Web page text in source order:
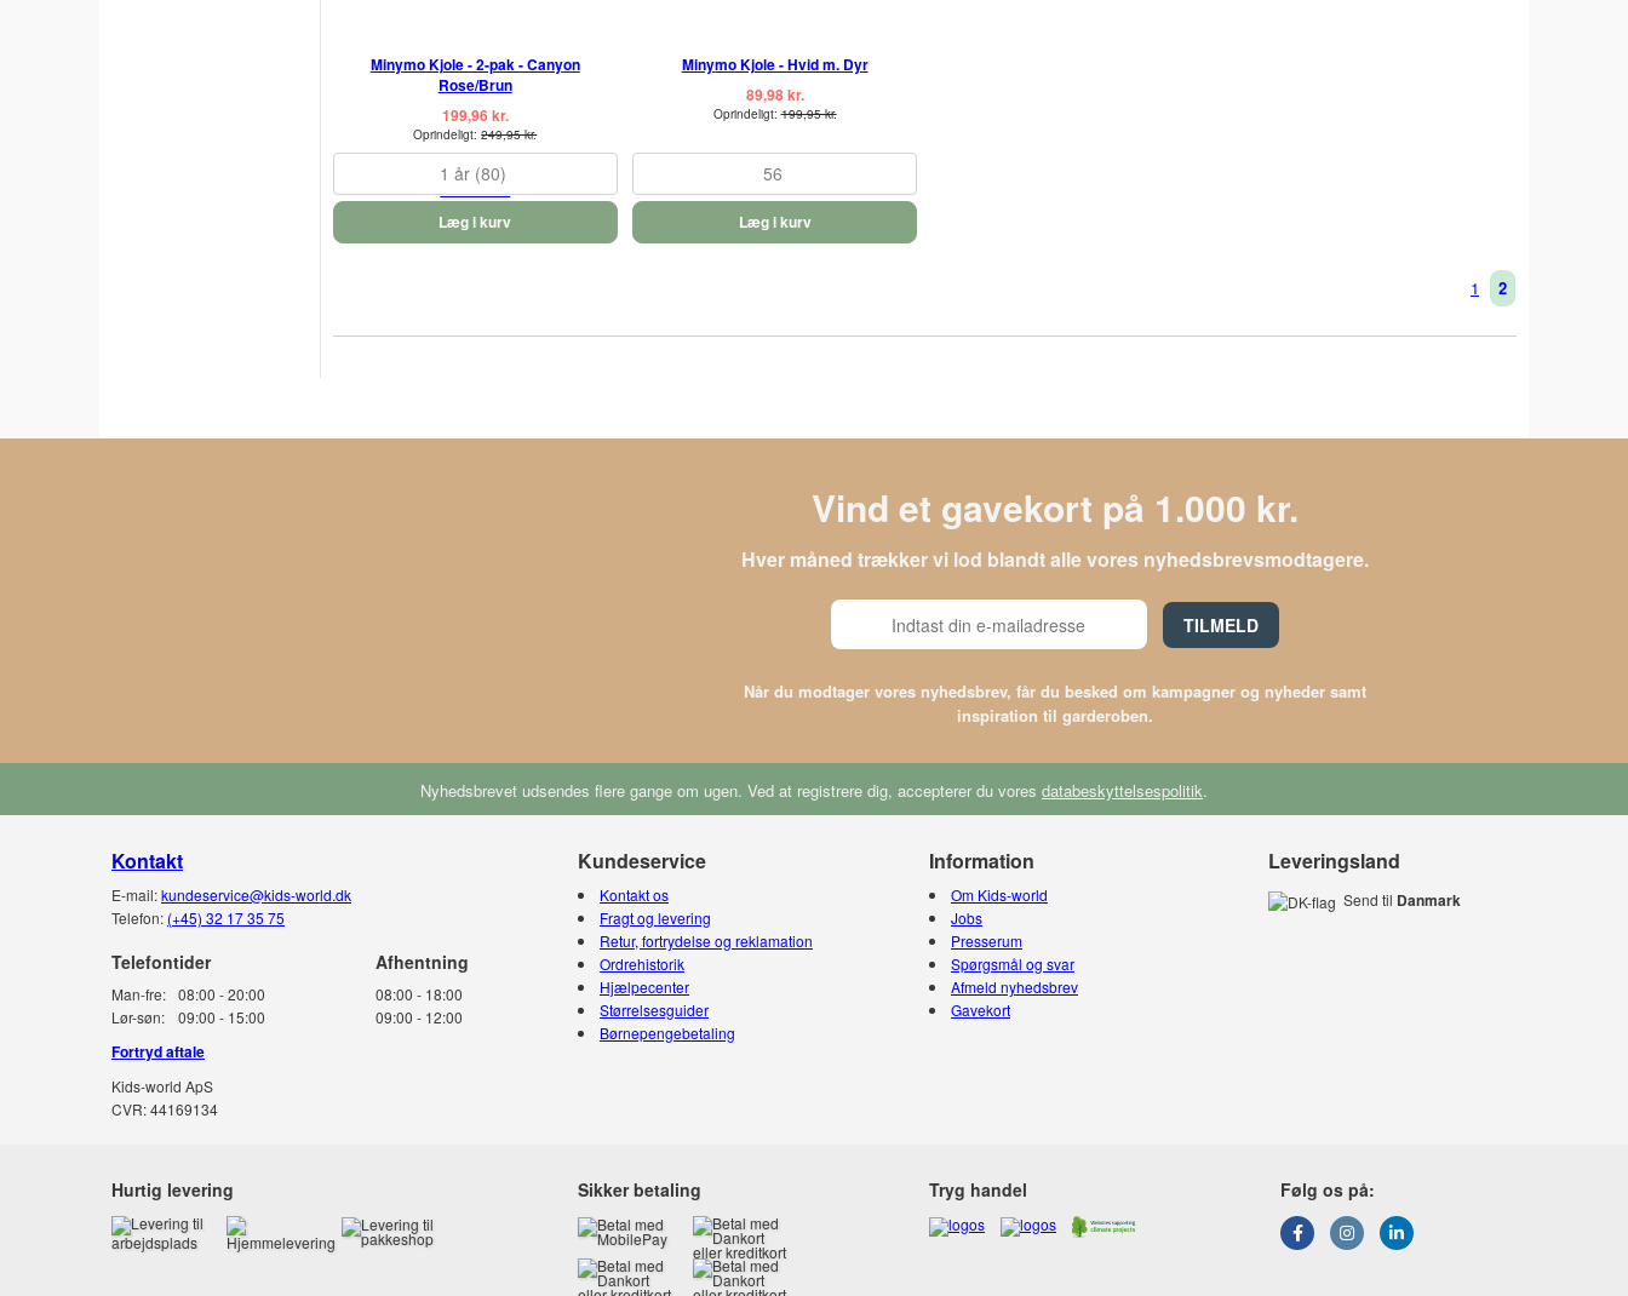
Minymo Kjole - 2-pak - Canyon
Rose/Brun
199,96 kr.
Oprindeligt:249,95 kr.
1 år (80)
Læg i kurv
Minymo Kjole - Hvid m. Dyr
89,98 kr.
Oprindeligt:199,95 kr.
56
Læg i kurv
1 2
Vind et gavekort på 1.000 kr.
Hver måned trækker vi lod blandt alle vores nyhedsbrevsmodtagere.
TILMELD
Når du modtager vores nyhedsbrev, får du besked om kampagner og nyheder samt
inspiration til garderoben.
Nyhedsbrevet udsendes flere gange om ugen. Ved at registrere dig, accepterer du vores databeskyttelsespolitik.
Kontakt
E-mail:kundeservice@kids-world.dk
Telefon: (+45) 32 17 35 75
Telefontider
Man-fre: 08:00 - 20:00
Lør-søn:
09:00 - 15:00
08:00 - 18:00
09:00 - 12:00
Fortryd aftale
Kids-world ApS
CVR: 44169134
Kundeservice
Kontakt os
Fragt og levering
Retur, fortrydelse og reklamation
Ordrehistorik
Hjælpecenter
Størrelsesguider
Børnepengebetaling
Information
Om Kids-world
Jobs
Presserum
Spørgsmål og svar
Afmeld nyhedsbrev
Gavekort
Leveringsland
Send til Danmark
Sikker betaling
Hurtig levering Tryg handel Følg os på: